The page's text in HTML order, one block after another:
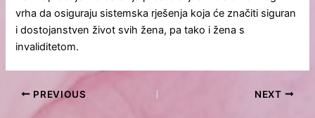
vrha da osiguraju sistemska rješenja koja će značiti siguran
i dostojanstven život svih žena, pa tako i žena s
invaliditetom.
PREVIOUS NEXT